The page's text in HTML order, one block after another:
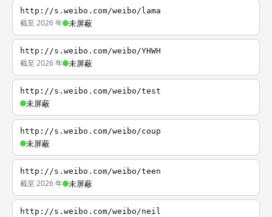
http://s.weibo.com/weibo/lama
截至 2026 年 未屏蔽
http://s.weibo.com/weibo/YHWH
截至 2026 年 未屏蔽
http://s.weibo.com/weibo/test
未屏蔽
http://s.weibo.com/weibo/coup
未屏蔽
http://s.weibo.com/weibo/teen
截至 2026 年 未屏蔽
http://s.weibo.com/weibo/neil